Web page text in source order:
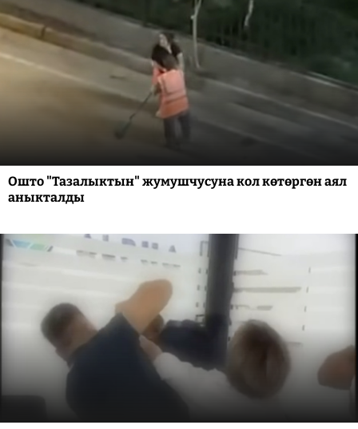
Ошто "Тазалыктын" жумушчусуна кол көтөргөн аял
аныкталды